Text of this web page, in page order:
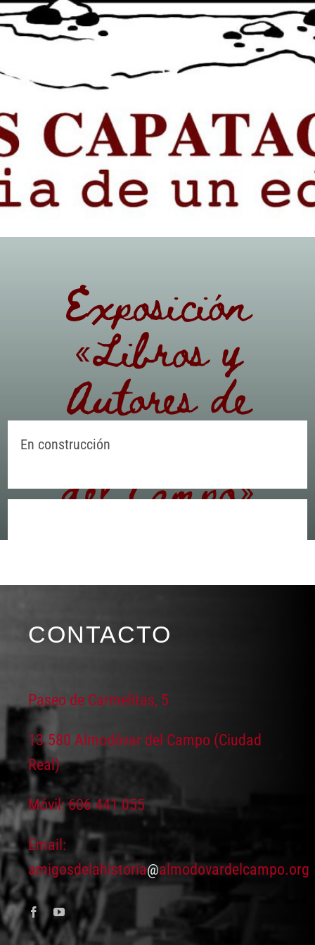
Exposición
«Libros y
Autores de
Almodóvar
del Campo»
En construcción
CONTACTO
Paseo de Carmelitas, 5
13.580 Almodóvar del Campo (Ciudad
Real)
Móvil: 606 441 055
Email:
amigosdelahistoria@almodovardelcampo.org